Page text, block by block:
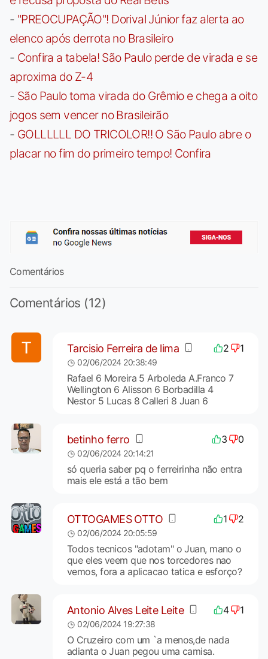
- "PREOCUPAÇÃO"! Dorival Júnior faz alerta ao
elenco após derrota no Brasileiro
- Confira a tabela! São Paulo perde de virada e se
aproxima do Z-4
- São Paulo toma virada do Grêmio e chega a oito
jogos sem vencer no Brasileirão
- GOLLLLLL DO TRICOLOR!! O São Paulo abre o
placar no fim do primeiro tempo! Confira
Comentários
Comentários (12)
Tarcisio Ferreira de lima 2 1
02/06/2024 20:38:49
Rafael 6 Moreira 5 Arboleda A.Franco 7
Wellington 6 Alisson 6 Borbadilla 4
Nestor 5 Lucas 8 Calleri 8 Juan 6
betinho ferro 3 0
02/06/2024 20:14:21
só queria saber pq o ferreirinha não entra
mais ele está a tão bem
OTTOGAMES OTTO 1 2
02/06/2024 20:05:59
Todos tecnicos "adotam" o Juan, mano o
que eles veem que nos torcedores nao
vemos, fora a aplicacao tatica e esforço?
Antonio Alves Leite Leite 4 1
02/06/2024 19:27:38
O Cruzeiro com um `a menos,de nada
adianta o Juan pegou uma camisa.